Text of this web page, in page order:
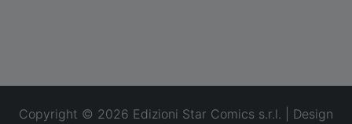
Copyright © 2026 Edizioni Star Comics s.r.l. | Design